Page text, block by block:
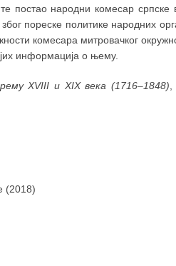
постао народни комесар српске
пореске политике народних
комесара митровачког
информација о њему.
XVIII и XIX века (1716–1848)
(2018)